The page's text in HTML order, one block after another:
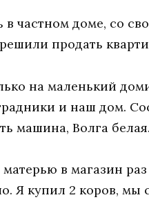
в частном доме, со
продать
на маленький
и наш дом.
машина, Волга белая.
в магазин
Я купил 2 коров,